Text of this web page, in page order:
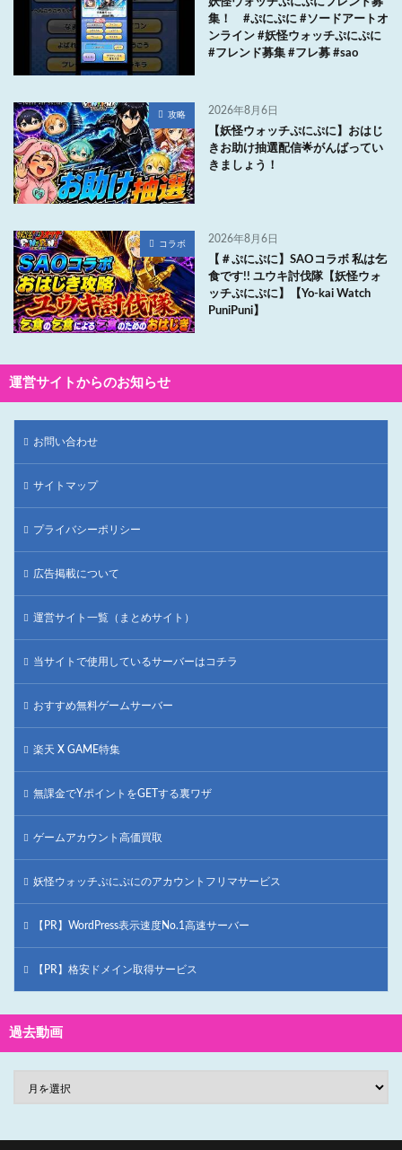
妖怪ウォッチぷにぷにフレンド募
集！ #ぷにぷに #ソードアートオ
ンライン #妖怪ウォッチぷにぷに
#フレンド募集 #フレ募 #sao
攻略 2026年8月6日
【妖怪ウォッチぷにぷに】おはじ
きお助け抽選配信🌟がんばってい
きましょう！
コラボ 2026年8月6日
【＃ぷにぷに】SAOコラボ 私は乞
食です!! ユウキ討伐隊【妖怪ウォ
ッチぷにぷに】【Yo-kai Watch
PuniPuni】
運営サイトからのお知らせ
お問い合わせ
サイトマップ
プライバシーポリシー
広告掲載について
運営サイト一覧（まとめサイト）
当サイトで使用しているサーバーはコチラ
おすすめ無料ゲームサーバー
楽天 X GAME特集
無課金でYポイントをGETする裏ワザ
ゲームアカウント高価買取
妖怪ウォッチぷにぷにのアカウントフリマサービス
【PR】WordPress表示速度No.1高速サーバー
【PR】格安ドメイン取得サービス
過去動画